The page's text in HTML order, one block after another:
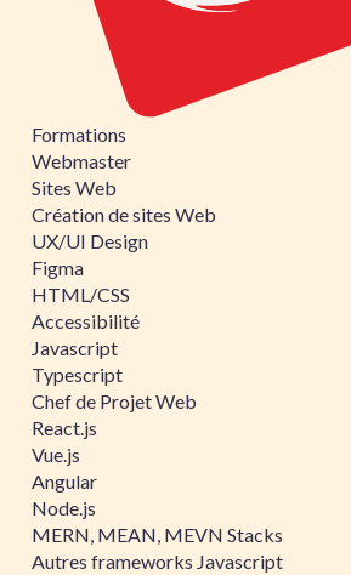
Formations
Webmaster
Sites Web
Création de sites Web
UX/UI Design
Figma
HTML/CSS
Accessibilité
Javascript
Typescript
Chef de Projet Web
React.js
Vue.js
Angular
Node.js
MERN, MEAN, MEVN Stacks
Autres frameworks Javascript